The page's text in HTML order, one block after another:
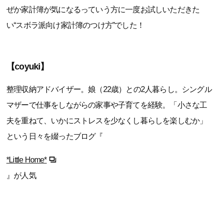
ぜか家計簿が気になるっていう方に一度お試しいただきた
い“スボラ派向け家計簿のつけ方”でした！
【coyuki】
整理収納アドバイザー。娘（22歳）との2人暮らし。シングル
マザーで仕事をしながらの家事や子育てを経験。「小さな工
夫を重ねて、いかにストレスを少なくし暮らしを楽しむか」
という日々を綴ったブログ『
*Little Home*
』が人気